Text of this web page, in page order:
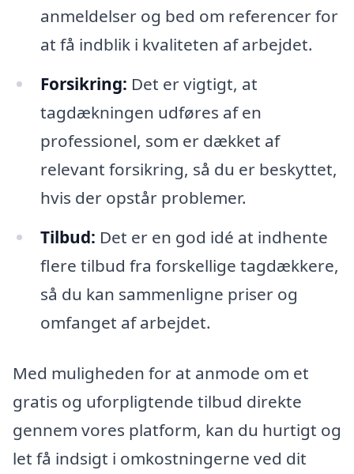
anmeldelser og bed om referencer for
at få indblik i kvaliteten af arbejdet.
Forsikring: Det er vigtigt, at
tagdækningen udføres af en
professionel, som er dækket af
relevant forsikring, så du er beskyttet,
hvis der opstår problemer.
Tilbud: Det er en god idé at indhente
flere tilbud fra forskellige tagdækkere,
så du kan sammenligne priser og
omfanget af arbejdet.
Med muligheden for at anmode om et
gratis og uforpligtende tilbud direkte
gennem vores platform, kan du hurtigt og
let få indsigt i omkostningerne ved dit